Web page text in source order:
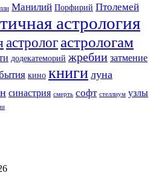
Манилий Порфирий Птолемей
астрология
астролог астрологам
додекатеморий жребии затмение
кино книги луна
синастрия смерть софт стеллиум узлы